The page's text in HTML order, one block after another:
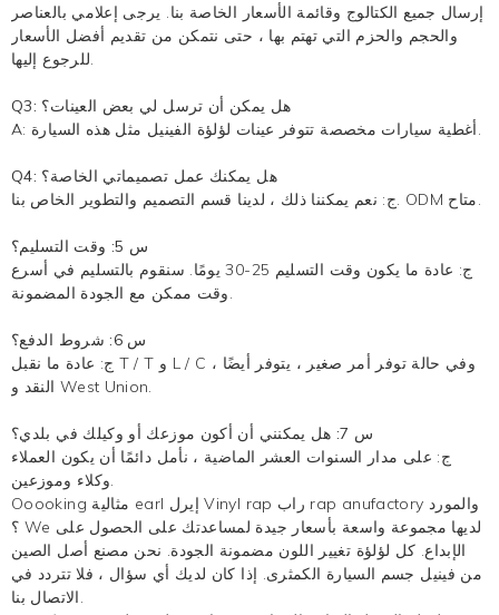
إرسال جميع الكتالوج وقائمة الأسعار الخاصة بنا. يرجى إعلامي بالعناصر
والحجم والحزم التي تهتم بها ، حتى نتمكن من تقديم أفضل الأسعار
للرجوع إليها.
Q3: هل يمكن أن ترسل لي بعض العينات؟
A:
أغطية سيارات مخصصةتتوفر عينات لؤلؤة الفينيل مثل هذه السيارة.
Q4: هل يمكنك عمل تصميماتي الخاصة؟
ج: نعم يمكننا ذلك ، لدينا قسم التصميم والتطوير الخاص بنا. ODM متاح.
س 5: وقت التسليم؟
ج: عادة ما يكون وقت التسليم 25-30 يومًا. سنقوم بالتسليم في أسرع
وقت ممكن مع الجودة المضمونة.
س 6: شروط الدفع؟
ج: عادة ما نقبل T / T و L / C ، وفي حالة توفر أمر صغير ، يتوفر أيضًا
النقد و West Union.
س 7: هل يمكنني أن أكون موزعك أو وكيلك في بلدي؟
ج: على مدار السنوات العشر الماضية ، نأمل دائمًا أن يكون العملاء
وكلاء وموزعين.
Ooooking مثالية earl إيرل Vinyl rap راب rap anufactory والمورد
؟ We لديها مجموعة واسعة بأسعار جيدة لمساعدتك على الحصول على
الإبداع. كل لؤلؤة تغيير اللون مضمونة الجودة. نحن مصنع أصل الصين
من فينيل جسم السيارة الكمثرى. إذا كان لديك أي سؤال ، فلا تتردد في
الاتصال بنا.